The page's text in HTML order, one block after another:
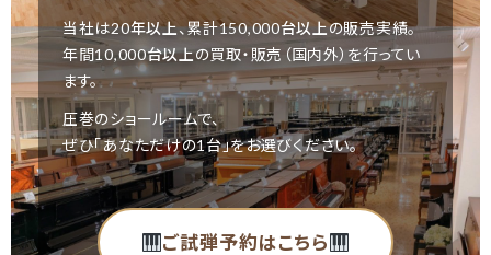
当社は20年以上、累計150,000台以上の販売実績。
年間10,000台以上の買取・販売（国内外）を行ってい
ます。
圧巻のショールームで、
ぜひ「あなただけの1台」をお選びください。
ご試弾予約はこちら